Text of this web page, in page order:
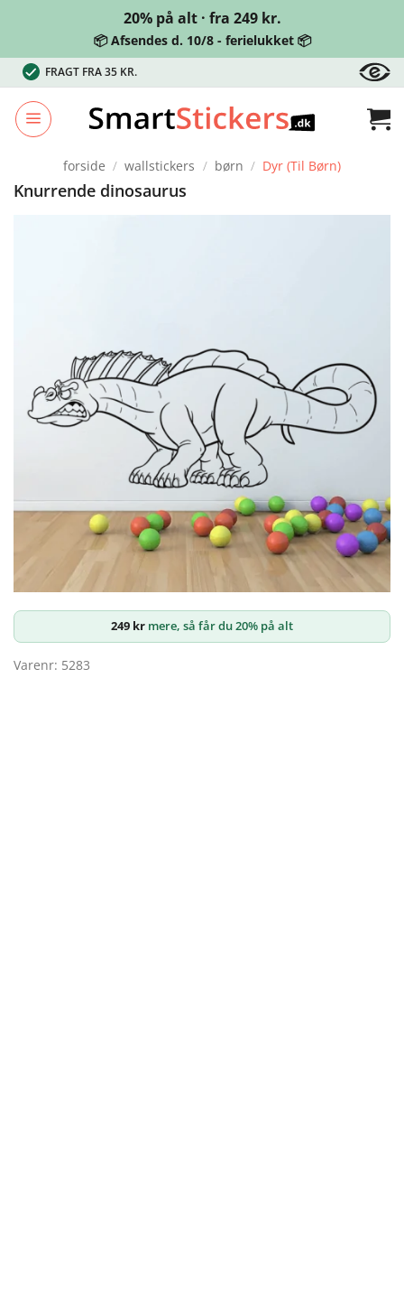
20% på alt · fra 249 kr.
📦 Afsendes d. 10/8 - ferielukket 📦
Fortsæt
til
indhold
FRAGT FRA 35 KR.
forside / wallstickers / børn / Dyr (til Børn)
Knurrende dinosaurus
249 kr mere, så får du 20% på alt
Varenr: 5283